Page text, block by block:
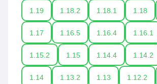
1.19 1.18.2 1.18.1 1.18
1.17 1.16.5 1.16.4 1.16.1
1.15.2 1.15 1.14.4 1.14.2
1.14 1.13.2 1.13 1.12.2